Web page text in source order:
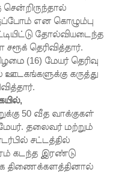
சென்றிருந்தால்
என கொழும்பு
தோல்வியடைந்த
தெரிவித்தார்.
(16) மேயர் தெரிவு
கருத்து
50 வீத வாக்குகள்
தலைவர் மற்றும்
சட்டத்தில்
கடந்த இரண்டு
திணைக்களத்தினால்